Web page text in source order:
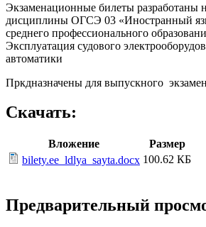
Экзаменационные билеты разработаны
дисциплины ОГСЭ 03 «Иностранный
среднего профессионального
Эксплуатация судового
автоматики
Пркдназначены для выпускного
Скачать:
Вложение
Размер
bilety.ee_ldlya_sayta.docx 100.62 КБ
Предварительный